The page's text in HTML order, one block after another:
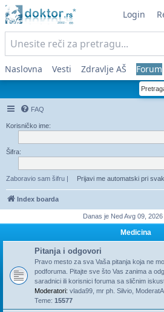
Login
Naslovna Vesti Zdravlje AŠ Forum
FAQ
Korisničko ime:
Šifra:
Zaboravio sam šifru | Prijavi me automatski pri
Index boarda
Danas je Ned Avg 09,
Medicina
Pitanja i odgovori
Pravo mesto za sva Vaša pitanja koja ne
podforuma. Pitajte sve što Vas zanima a
saradnici ili korisnici foruma sa sličnim
Moderatori: vlada99 mr ph. Silvio ModeratA
Teme: 15577